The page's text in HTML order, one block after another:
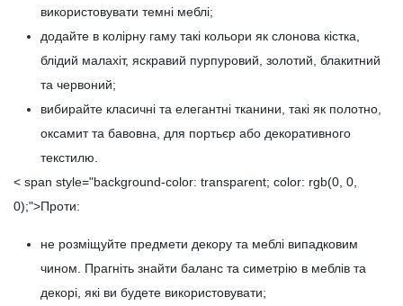
використовувати темні меблі;
додайте в колірну гаму такі кольори як слонова кістка,
блідий малахіт, яскравий пурпуровий, золотий, блакитний
та червоний;
вибирайте класичні та елегантні тканини, такі як полотно,
оксамит та бавовна, для портьєр або декоративного
текстилю.
< span style="background-color: transparent; color: rgb(0, 0,
0);">Проти:
не розміщуйте предмети декору та меблі випадковим
чином. Прагніть знайти баланс та симетрію в меблів та
декорі, які ви будете використовувати;